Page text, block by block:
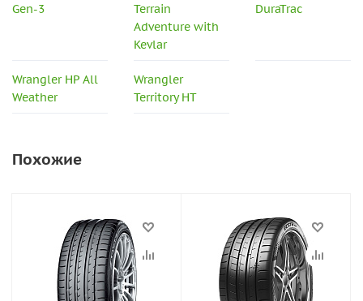
Gen-3
Terrain
Adventure with
Kevlar
DuraTrac
Wrangler HP All
Weather
Wrangler
Territory HT
Похожие